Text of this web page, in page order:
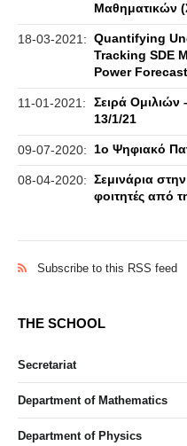
Μαθηματικών
18-03-2021: Quantifying
Tracking SDE
Power
11-01-2021:
Σειρά
13/1/21
09-07-2020: 1ο Ψηφιακό
08-04-2020: Σεμινάρια
φοιτητές από
Subscribe to this RSS feed
THE SCHOOL
Secretariat
Department of Mathematics
Department of Physics